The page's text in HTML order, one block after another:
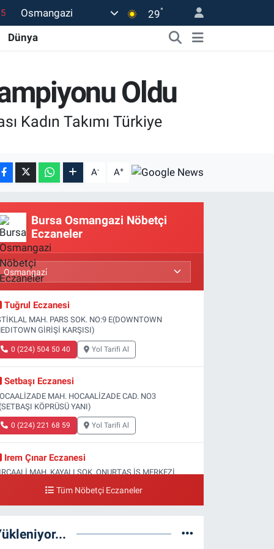
Osmangazi 29°
Dünya
Oldu
Kadın Takımı Türkiye
A- A+
Bursa Osmangazi Nöbetçi
Eczaneler
Tuğrul Eczanesi
MAH. PARS SOK. NO:9 E(DOWNTOWN
GİRİŞİ KARŞISI)
0 (224) 504 50 40 Yol Tarifi Al
Setbaşı Eczanesi
MAH. HOCAALİZADE CAD. NO3
KÖPRÜSÜ YANI)
0 (224) 221 68 59 Yol Tarifi Al
Irem Çınar Eczanesi
MAH. KAYALI SOK. ONURTAŞ İŞ MERKEZİ
Yeni Gökçe Eczanesi
Tüm Nöbetçi Eczaneler